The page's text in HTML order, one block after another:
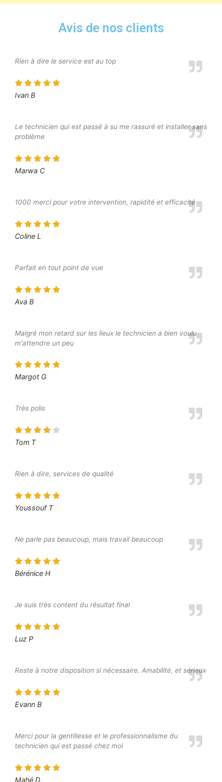
Avis de nos clients
Rien à dire le service est au top
Ivan B
Le technicien qui est passé à su me rassuré et installer sans
problème
Marwa C
1000 merci pour votre intervention, rapidité et efficacité
Coline L
Parfait en tout point de vue
Ava B
Malgré mon retard sur les lieux le technicien a bien voulu
m'attendre un peu
Margot G
Très polis
Tom T
Rien à dire, services de qualité
Youssouf T
Ne parle pas beaucoup, mais travail beaucoup
Bérénice H
Je suis très content du résultat final
Luz P
Reste à notre disposition si nécessaire. Amabilité, et sérieux
Evann B
Merci pour la gentillesse et le professionnalisme du
technicien qui est passé chez moi
Mahé D